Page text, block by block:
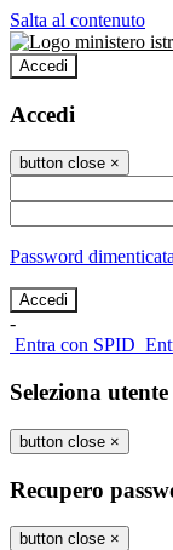
Salta al contenuto
Accedi
Accedi
button close ×
Password
-
Entra con SPID
Seleziona utente
button close ×
Recupero
button close ×